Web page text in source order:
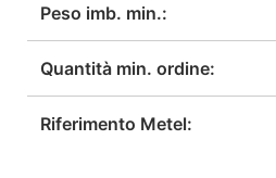
Peso imb. min.:
Quantità min. ordine:
Riferimento Metel: